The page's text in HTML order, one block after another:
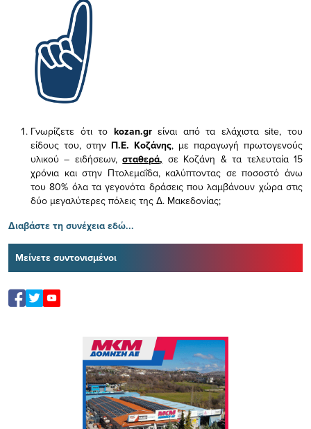
Γνωρίζετε ότι το kozan.gr είναι από τα ελάχισταsite, του
είδους του, στην Π.Ε. Κοζάνης, με παραγωγή πρωτογενούς
υλικού – ειδήσεων,σταθερά, σε Κοζάνη & τα τελευταία 15
χρόνια και στην Πτολεμαΐδα, καλύπτοντας σε ποσοστό άνω
του 80% όλα τα γεγονότα δράσεις που λαμβάνουν χώρα στις
δύο μεγαλύτερες πόλεις της Δ. Μακεδονίας;
Διαβάστε τη συνέχεια εδώ...
Μείνετε συντονισμένοι